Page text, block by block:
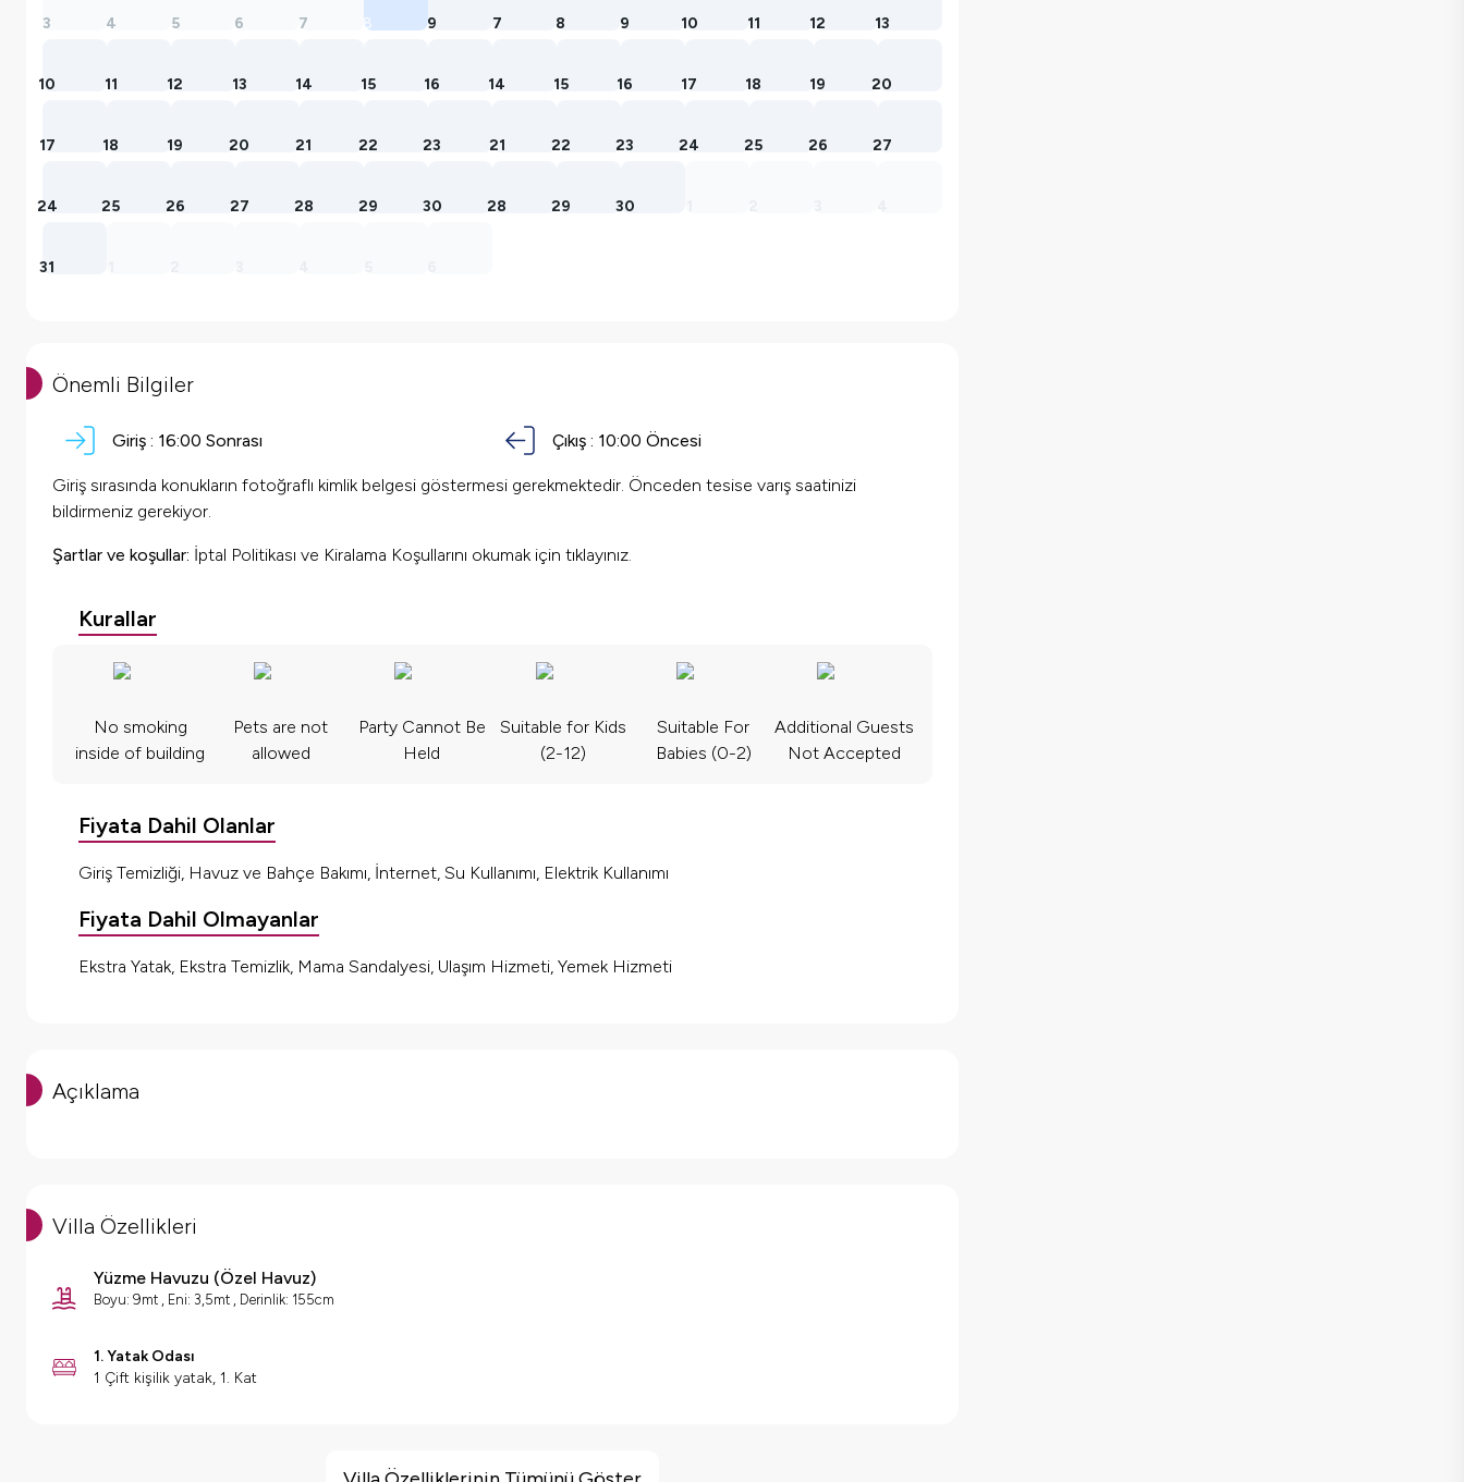
3 4 5 6 7 8 9
10 11 12 13 14 15 16
17 18 19 20 21 22 23
24 25 26 27 28 29 30
31
7 8 9 10 11 12 13
14 15 16 17 18 19 20
21 22 23 24 25 26 27
28 29 30
Önemli Bilgiler
Giriş : 16:00 Sonrası Çıkış : 10:00 Öncesi
Giriş sırasında konukların fotoğraflı kimlik belgesi göstermesi gerekmektedir. Önceden tesise varış saatinizi
bildirmeniz gerekiyor.
Şartlar ve koşullar: İptal Politikası ve Kiralama Koşullarını okumak için tıklayınız.
Kurallar
No smoking
inside of building
Pets are not
allowed
Party Cannot Be
Held
Suitable for Kids
(2-12)
Suitable For
Babies (0-2)
Additional Guests
Not Accepted
Fiyata Dahil Olanlar
Giriş Temizliği, Havuz ve Bahçe Bakımı, İnternet, Su Kullanımı, Elektrik Kullanımı
Fiyata Dahil Olmayanlar
Ekstra Yatak, Ekstra Temizlik, Mama Sandalyesi, Ulaşım Hizmeti, Yemek Hizmeti
Açıklama
Villa Özellikleri
Yüzme Havuzu (Özel Havuz)
Boyu: 9mt , Eni: 3,5mt , Derinlik: 155cm
1. Yatak Odası
1 Çift kişilik yatak, 1. Kat